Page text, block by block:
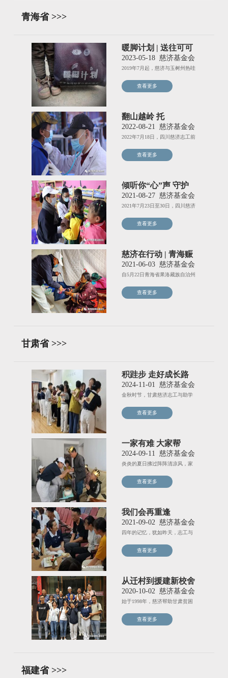
青海省 >>>
暖脚计划 | 送往可可
西里的温暖
2023-05-18 慈济基金会
2019年7月起，慈济与玉树州热哇
查看更多
翻山越岭 托
起“心”希望
2022-08-21 慈济基金会
2022年7月18日，四川慈济志工前
查看更多
倾听你“心”声 守护
你的“心”
2021-08-27 慈济基金会
2021年7月23日至30日，四川慈济
查看更多
慈济在行动 | 青海赈
灾 · 物资圆满发放
2021-06-03 慈济基金会
自5月22日青海省果洛藏族自治州
查看更多
甘肃省 >>>
积跬步 走好成长路
2024-11-01 慈济基金会
金秋时节，甘肃慈济志工与助学
查看更多
一家有难 大家帮
2024-09-11 慈济基金会
炎炎的夏日拂过阵阵清凉风，家
查看更多
我们会再重逢
2021-09-02 慈济基金会
四年的记忆，犹如昨天，志工与
查看更多
从迁村到援建新校舍
22年爱延续
2020-10-02 慈济基金会
始于1998年，慈济帮助甘肃贫困
查看更多
福建省 >>>